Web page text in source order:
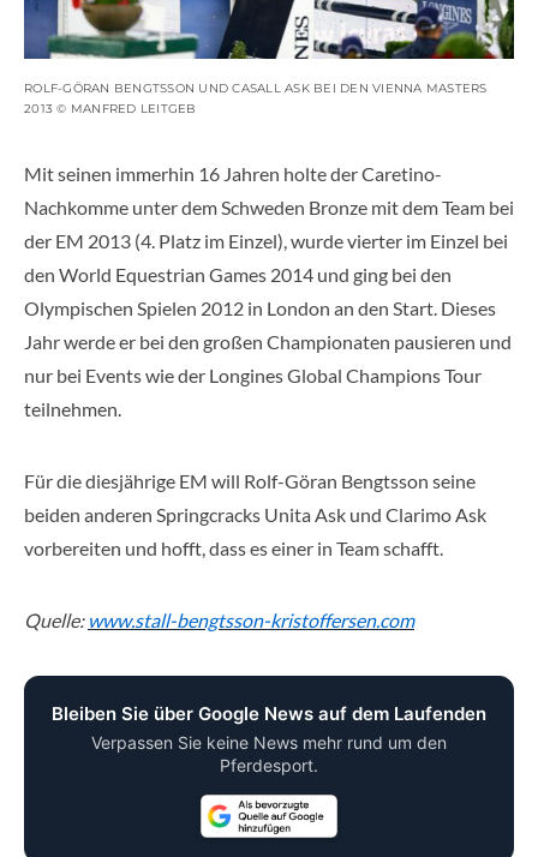
ROLF-GÖRAN BENGTSSON UND CASALL ASK BEI DEN VIENNA MASTERS
2013 © MANFRED LEITGEB
Mit seinen immerhin 16 Jahren holte der Caretino-
Nachkomme unter dem Schweden Bronze mit dem Team bei
der EM 2013 (4. Platz im Einzel), wurde vierter im Einzel bei
den World Equestrian Games 2014 und ging bei den
Olympischen Spielen 2012 in London an den Start. Dieses
Jahr werde er bei den großen Championaten pausieren und
nur bei Events wie der Longines Global Champions Tour
teilnehmen.
Für die diesjährige EM will Rolf-Göran Bengtsson seine
beiden anderen Springcracks Unita Ask und Clarimo Ask
vorbereiten und hofft, dass es einer in Team schafft.
Quelle: www.stall-bengtsson-kristoffersen.com
Bleiben Sie über Google News auf dem Laufenden
Verpassen Sie keine News mehr rund um den
Pferdesport.